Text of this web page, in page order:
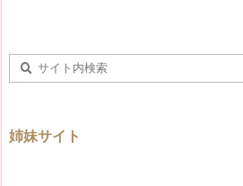
姉妹サイト